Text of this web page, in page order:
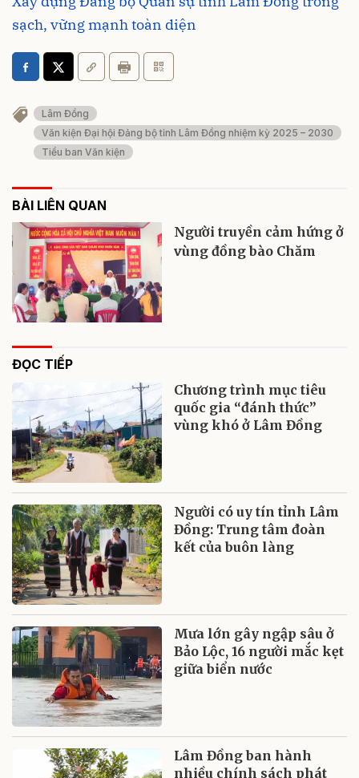
sạch, vững mạnh toàn diện
Lâm Đồng
Văn kiện Đại hội Đảng bộ tỉnh Lâm Đồng nhiệm kỳ 2025 – 2030
Tiểu ban Văn kiện
BÀI LIÊN QUAN
Người truyền cảm hứng ở
vùng đồng bào Chăm
ĐỌC TIẾP
Chương trình mục tiêu
quốc gia “đánh thức”
vùng khó ở Lâm Đồng
Người có uy tín tỉnh Lâm
Đồng: Trung tâm đoàn
kết của buôn làng
Mưa lớn gây ngập sâu ở
Bảo Lộc, 16 người mắc kẹt
giữa biển nước
Lâm Đồng ban hành
nhiều chính sách phát